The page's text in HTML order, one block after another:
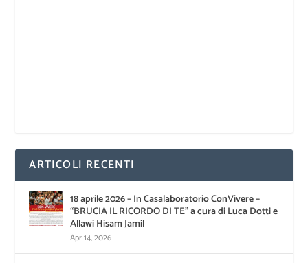
ARTICOLI RECENTI
18 aprile 2026 – In Casalaboratorio ConVivere –
“BRUCIA IL RICORDO DI TE” a cura di Luca Dotti e
Allawi Hisam Jamil
Apr 14, 2026